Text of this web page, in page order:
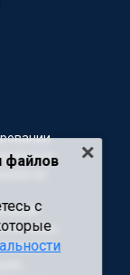
на
файлов
с